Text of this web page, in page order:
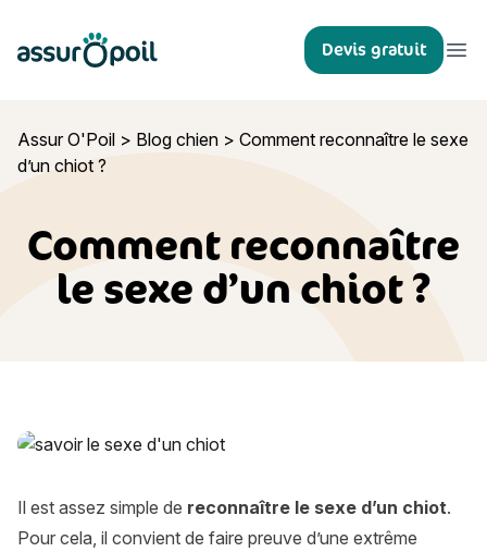
Assur O'Poil Devis gratuit
Assur O'Poil > Blog chien > Comment reconnaître le sexe
d’un chiot ?
Comment reconnaître
le sexe d’un chiot ?
Comment reconnaître le sexe d’un chiot ?
Il est assez simple de reconnaître le sexe d’un chiot.
Pour cela, il convient de faire preuve d’une extrême